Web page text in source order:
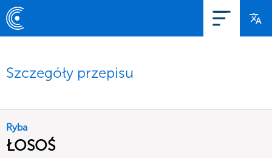
Szczegóły przepisu
Ryba
ŁOSOŚ